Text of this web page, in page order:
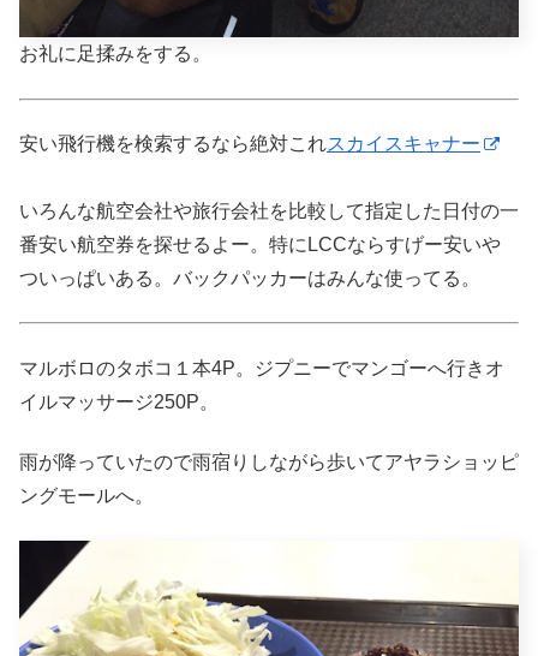
お礼に足揉みをする。
安い飛行機を検索するなら絶対これスカイスキャナー
いろんな航空会社や旅行会社を比較して指定した日付の一
番安い航空券を探せるよー。特にLCCならすげー安いや
ついっぱいある。バックパッカーはみんな使ってる。
マルボロのタボコ１本4P。ジプニーでマンゴーへ行きオ
イルマッサージ250P。
雨が降っていたので雨宿りしながら歩いてアヤラショッピ
ングモールへ。